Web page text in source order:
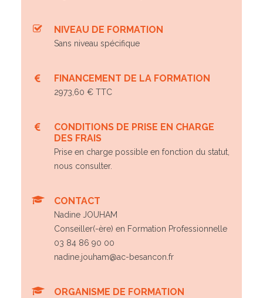
NIVEAU DE FORMATION
Sans niveau spécifique
FINANCEMENT DE LA FORMATION
2973,60 € TTC
CONDITIONS DE PRISE EN CHARGE
DES FRAIS
Prise en charge possible en fonction du statut,
nous consulter.
CONTACT
Nadine JOUHAM
Conseiller(-ère) en Formation Professionnelle
03 84 86 90 00
nadine.jouham@ac-besancon.fr
ORGANISME DE FORMATION